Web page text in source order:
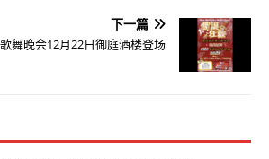
下一篇
舞晚会12月22日御庭酒楼登场